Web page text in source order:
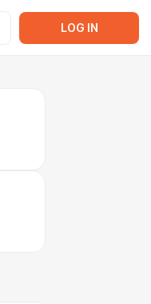
LOG IN